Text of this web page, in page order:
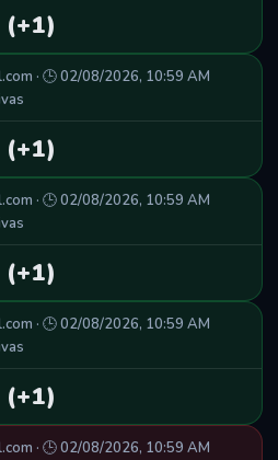
· 🕒 02/08/2026, 10:59 AM
· 🕒 02/08/2026, 10:59 AM
· 🕒 02/08/2026, 10:59 AM
· 🕒 02/08/2026, 10:59 AM